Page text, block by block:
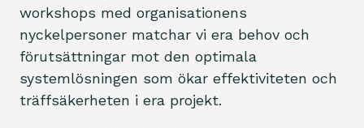
workshops med organisationens
nyckelpersoner matchar vi era behov och
förutsättningar mot den optimala
systemlösningen som ökar effektiviteten och
träffsäkerheten i era projekt.